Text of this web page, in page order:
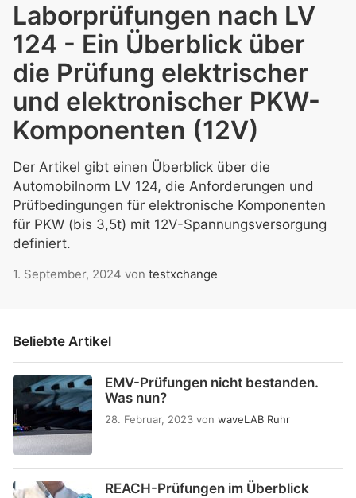
Laborprüfungen nach LV
124 - Ein Überblick über
die Prüfung elektrischer
und elektronischer PKW-
Komponenten (12V)
Der Artikel gibt einen Überblick über die
Automobilnorm LV 124, die Anforderungen und
Prüfbedingungen für elektronische Komponenten
für PKW (bis 3,5t) mit 12V-Spannungsversorgung
definiert.
1. September, 2024 von testxchange
Beliebte Artikel
EMV-Prüfungen nicht bestanden.
Was nun?
28. Februar, 2023 von waveLAB Ruhr
REACH-Prüfungen im Überblick